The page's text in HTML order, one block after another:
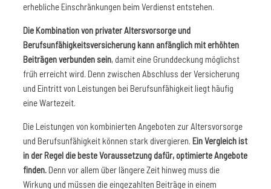
erhebliche Einschränkungen beim Verdienst entstehen.
Die Kombination von privater Altersvorsorge und
Berufsunfähigkeitsversicherung kann anfänglich mit erhöhten
Beiträgen verbunden sein, damit eine Grunddeckung möglichst
früh erreicht wird. Denn zwischen Abschluss der Versicherung
und Eintritt von Leistungen bei Berufsunfähigkeit liegt häufig
eine Wartezeit.
Die Leistungen von kombinierten Angeboten zur Altersvorsorge
und Berufsunfähigkeit können stark divergieren.Ein Vergleich ist
in der Regel die beste Voraussetzung dafür, optimierte Angebote
finden. Denn vor allem über längere Zeit hinweg muss die
Wirkung und müssen die eingezahlten Beiträge in einem